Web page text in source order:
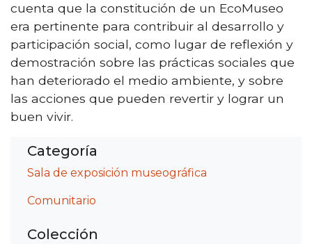
cuenta que la constitución de un EcoMuseo
era pertinente para contribuir al desarrollo y
participación social, como lugar de reflexión y
demostración sobre las prácticas sociales que
han deteriorado el medio ambiente, y sobre
las acciones que pueden revertir y lograr un
buen vivir.
Categoría
Sala de exposición museográfica
Comunitario
Colección